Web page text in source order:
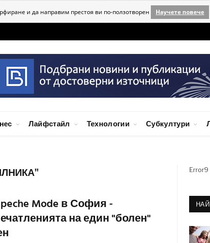
и да направим престоя ви по-ползотворен Научете повече
Лайфстайл Технологии Субкултури
Mode в София -
на един "болен"
Error9